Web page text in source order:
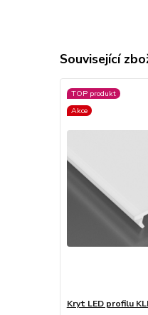
Související
TOP produkt
Akce
Kryt LED profilu